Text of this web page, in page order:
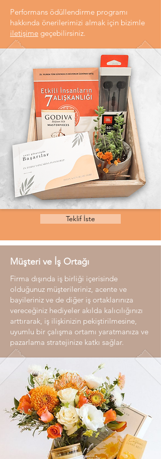
Performans ödüllendirme programı
hakkında önerilerimizi almak için bizimle
iletişime geçebilirsiniz.
Teklif İste
Müşteri ve İş Ortağı
Firma dışında iş birliği içerisinde
olduğunuz müşterileriniz, acente ve
bayileriniz ve de diğer iş ortaklarınıza
vereceğiniz hediyeler akılda kalıcılığınızı
arttırarak, iş ilişkinizin pekiştirilmesine,
uyumlu bir çalışma ortamı yaratmanıza ve
pazarlama stratejinize katkı sağlar.